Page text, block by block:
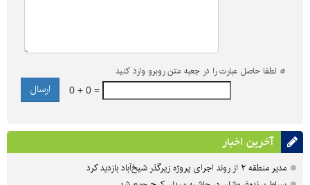
* لطفا حاصل عبارت را در جعبه متن روبرو وارد کنید
0 + 0 =
آخرین اخبار
مدیر منطقه ۲ از روند اجرای پروژه زیرگذر شیخ‌آباد بازدید کرد